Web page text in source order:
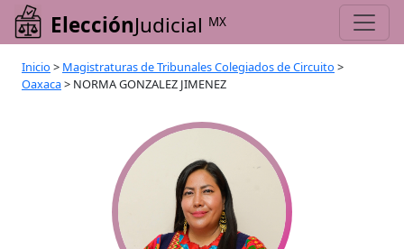
ElecciónJudicial MX
Inicio > Magistraturas de Tribunales Colegiados de Circuito >
Oaxaca> NORMA GONZALEZ JIMENEZ